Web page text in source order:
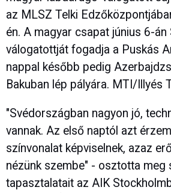
az MLSZ Telki
én. A magyar csapat június 6-
válogatottját fogadja a Puskás
nappal később pedig
Bakuban lép pályára. MTI/Illyés
"Svédországban nagyon jó,
vannak. Az első naptól azt
színvonalat képviselnek, azaz
nézünk szembe" - osztotta meg
tapasztalatait az AIK